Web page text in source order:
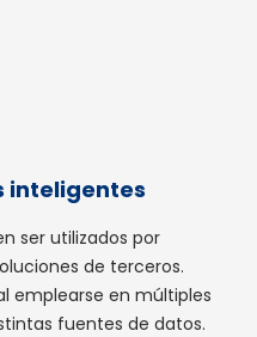
inteligentes
ser utilizados por
de terceros.
emplearse en múltiples
fuentes de datos.